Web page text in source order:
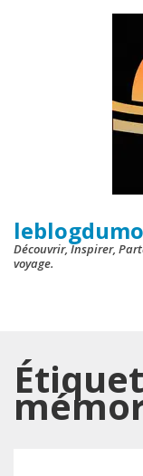
Découvrir, Inspirer,
voyage.